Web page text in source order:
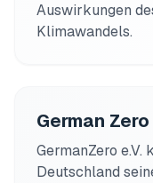
Auswirkungen
Klimawandels.
German Zero
GermanZero e.V.
Deutschland